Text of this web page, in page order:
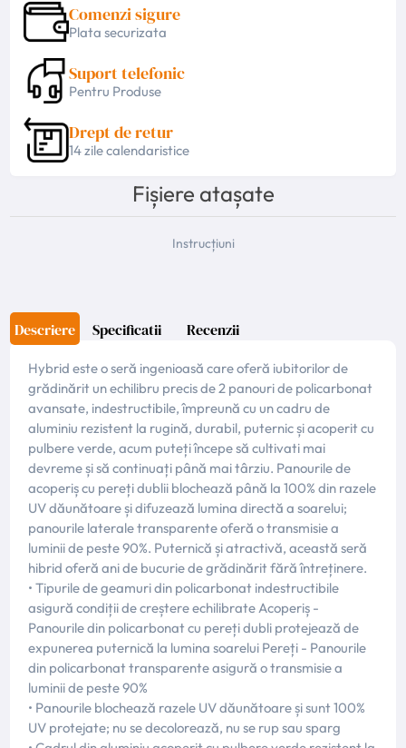
Comenzi sigure
Plata securizata
Suport telefonic
Pentru Produse
Drept de retur
14 zile calendaristice
Fișiere atașate
Instrucțiuni
Descriere Specificatii Recenzii
Hybrid este o seră ingenioasă care oferă iubitorilor de
grădinărit un echilibru precis de 2 panouri de policarbonat
avansate, indestructibile, împreună cu un cadru de
aluminiu rezistent la rugină, durabil, puternic și acoperit cu
pulbere verde, acum puteți începe să cultivati mai
devreme și să continuați până mai târziu. Panourile de
acoperiș cu pereți dublii blochează până la 100% din razele
UV dăunătoare și difuzează lumina directă a soarelui;
panourile laterale transparente oferă o transmisie a
luminii de peste 90%. Puternică și atractivă, această seră
hibrid oferă ani de bucurie de grădinărit fără întreținere.
• Tipurile de geamuri din policarbonat indestructibile
asigură condiții de creștere echilibrate Acoperiș -
Panourile din policarbonat cu pereți dubli protejează de
expunerea puternică la lumina soarelui Pereți - Panourile
din policarbonat transparente asigură o transmisie a
luminii de peste 90%
• Panourile blochează razele UV dăunătoare și sunt 100%
UV protejate; nu se decolorează, nu se rup sau sparg